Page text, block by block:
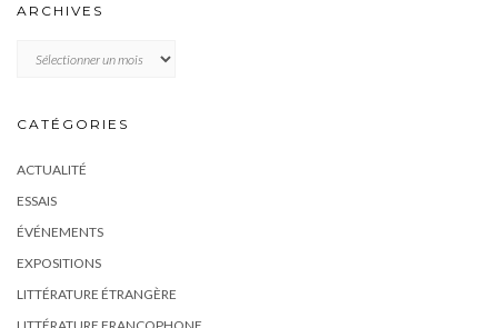
ARCHIVES
CATÉGORIES
ACTUALITÉ
ESSAIS
ÉVÉNEMENTS
EXPOSITIONS
LITTÉRATURE ÉTRANGÈRE